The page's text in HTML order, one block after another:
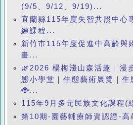
(9/5、9/12、9/19)...
宜蘭縣115年度失智共照中心
練課程...
新竹市115年度促進中高齡與
畫...
🌿2026 楊梅淺山森活趣｜漫
態小學堂｜生態藝術展覽｜
🐞...
115年9月多元民族文化課程(
第10期-園藝輔療師資認證-高